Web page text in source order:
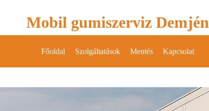
Mobil gumiszerviz Demjén
Főoldal Szolgáltatások Mentés Kapcsolat